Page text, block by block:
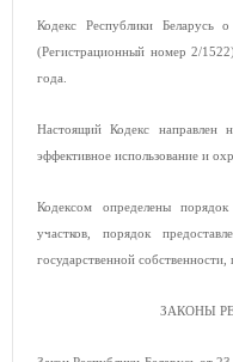
Кодекс Республики
(Регистрационный номер 2/
года.
Настоящий Кодекс направлен
эффективное использование и
Кодексом определены
участков, порядок
государственной собственности,
ЗАКОНЫ